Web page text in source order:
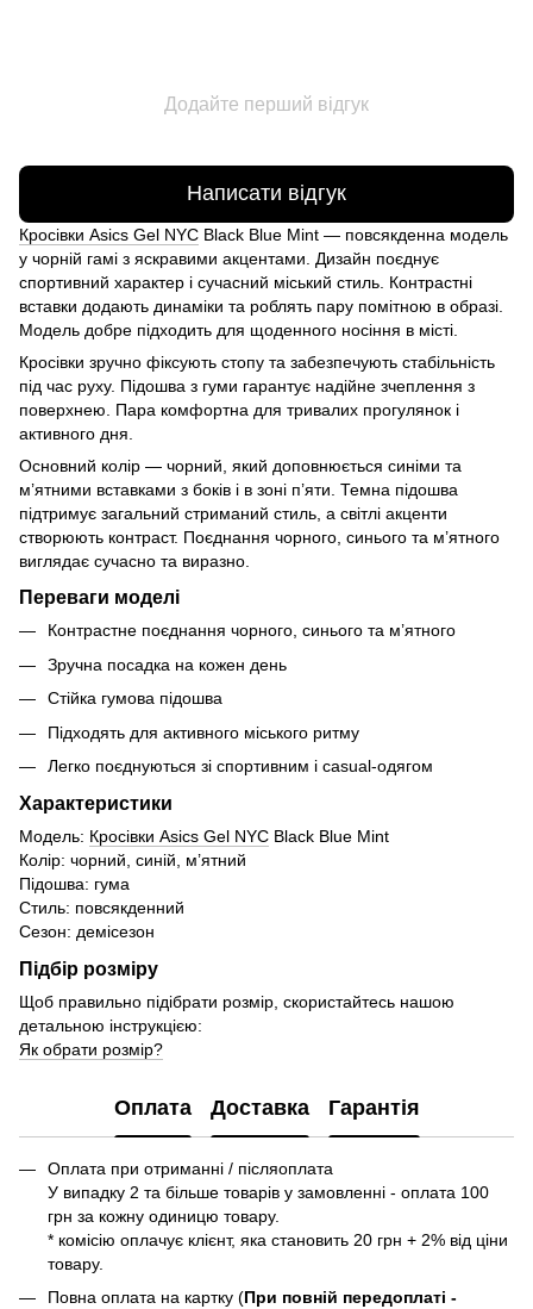
Додайте перший відгук
Написати відгук
Кросівки Asics Gel NYC Black Blue Mint — повсякденна модель
у чорній гамі з яскравими акцентами. Дизайн поєднує
спортивний характер і сучасний міський стиль. Контрастні
вставки додають динаміки та роблять пару помітною в образі.
Модель добре підходить для щоденного носіння в місті.
Кросівки зручно фіксують стопу та забезпечують стабільність
під час руху. Підошва з гуми гарантує надійне зчеплення з
поверхнею. Пара комфортна для тривалих прогулянок і
активного дня.
Основний колір — чорний, який доповнюється синіми та
м’ятними вставками з боків і в зоні п’яти. Темна підошва
підтримує загальний стриманий стиль, а світлі акценти
створюють контраст. Поєднання чорного, синього та м’ятного
виглядає сучасно та виразно.
Переваги моделі
Контрастне поєднання чорного, синього та м’ятного
Зручна посадка на кожен день
Стійка гумова підошва
Підходять для активного міського ритму
Легко поєднуються зі спортивним і casual-одягом
Характеристики
Модель: Кросівки Asics Gel NYC Black Blue Mint
Колір: чорний, синій, м’ятний
Підошва: гума
Стиль: повсякденний
Сезон: демісезон
Підбір розміру
Щоб правильно підібрати розмір, скористайтесь нашою
детальною інструкцією:
Як обрати розмір?
Оплата Доставка Гарантія
Оплата при отриманні / післяоплата
У випадку 2 та більше товарів у замовленні - оплата 100
грн за кожну одиницю товару.
* комісію оплачує клієнт, яка становить 20 грн + 2% від ціни
товару.
Повна оплата на картку (При повній передоплаті -